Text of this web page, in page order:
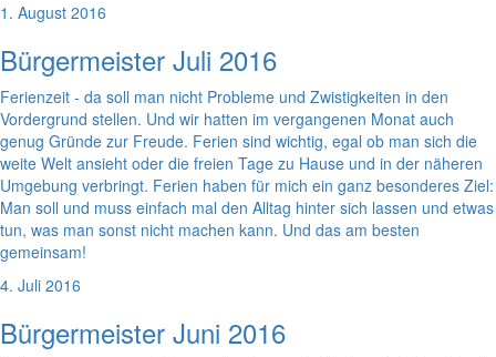
1. August 2016
Bürgermeister Juli 2016
Ferienzeit - da soll man nicht Probleme und Zwistigkeiten in den
Vordergrund stellen. Und wir hatten im vergangenen Monat auch
genug Gründe zur Freude. Ferien sind wichtig, egal ob man sich die
weite Welt ansieht oder die freien Tage zu Hause und in der näheren
Umgebung verbringt. Ferien haben für mich ein ganz besonderes Ziel:
Man soll und muss einfach mal den Alltag hinter sich lassen und etwas
tun, was man sonst nicht machen kann. Und das am besten
gemeinsam!
4. Juli 2016
Bürgermeister Juni 2016